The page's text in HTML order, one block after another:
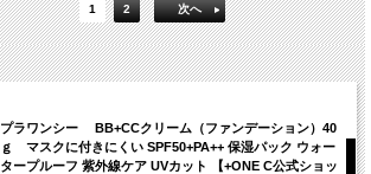
1 2 次へ
プラワンシー BB+CCクリーム（ファンデーション）40
ｇ マスクに付きにくい SPF50+PA++ 保湿パック ウォー
タープルーフ 紫外線ケア UVカット 【+ONE C公式ショッ